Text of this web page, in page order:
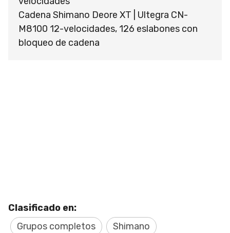
Cadena Shimano Deore XT | Ultegra CN-
M8100 12-velocidades, 126 eslabones con
bloqueo de cadena
Clasificado en:
Grupos completos
Shimano